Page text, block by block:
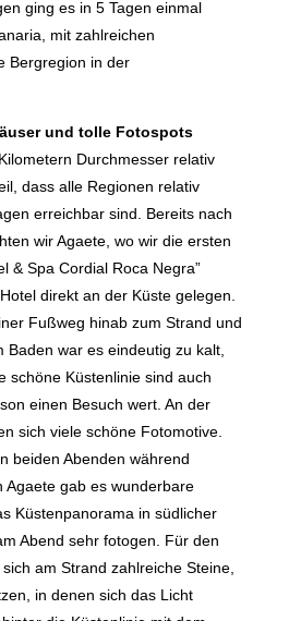
ging es in 5 Tagen einmal
mit zahlreichen
Bergregion in der
und tolle Fotospots
Durchmesser relativ
dass alle Regionen relativ
erreichbar sind. Bereits nach
wir Agaete, wo wir die ersten
& Spa Cordial Roca Negra”
direkt an der Küste gelegen.
Fußweg hinab zum Strand und
Baden war es eindeutig zu kalt,
schöne Küstenlinie sind auch
einen Besuch wert. An der
sich viele schöne Fotomotive.
beiden Abenden während
Agaete gab es wunderbare
Küstenpanorama in südlicher
Abend sehr fotogen. Für den
am Strand zahlreiche Steine,
in denen sich das Licht